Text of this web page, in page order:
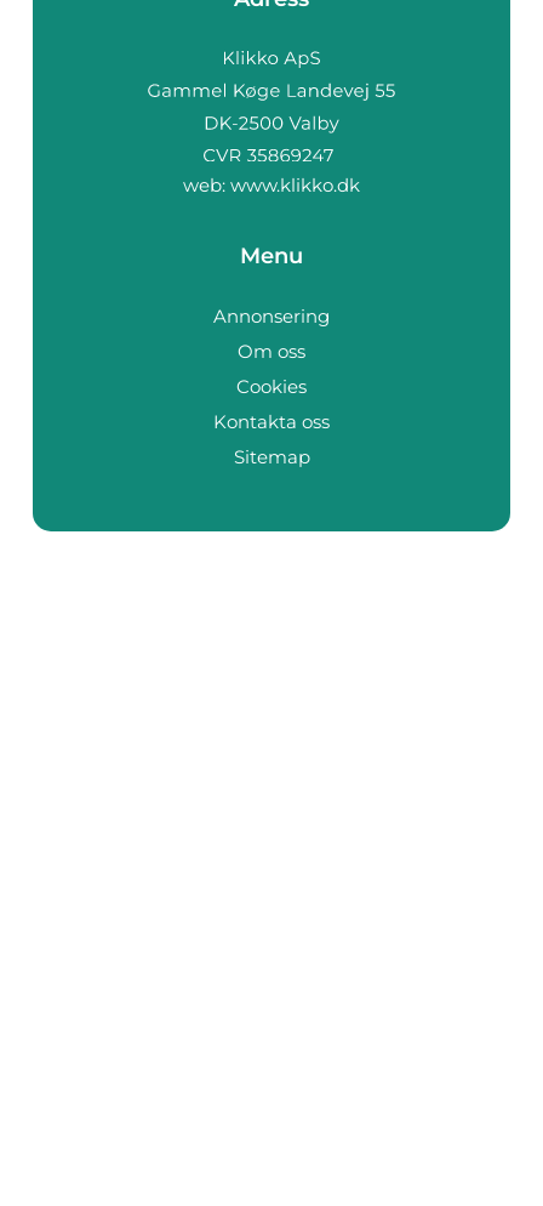
web: www.klikko.dk
Menu
Annonsering
Om oss
Cookies
Kontakta oss
Sitemap